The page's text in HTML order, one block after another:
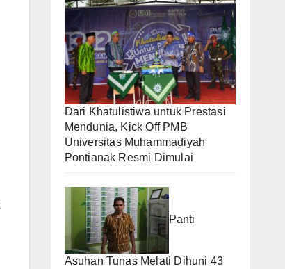
Dari Khatulistiwa untuk Prestasi
Mendunia, Kick Off PMB
Universitas Muhammadiyah
Pontianak Resmi Dimulai
Panti
Asuhan Tunas Melati Dihuni 43